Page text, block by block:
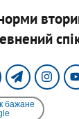
бажане